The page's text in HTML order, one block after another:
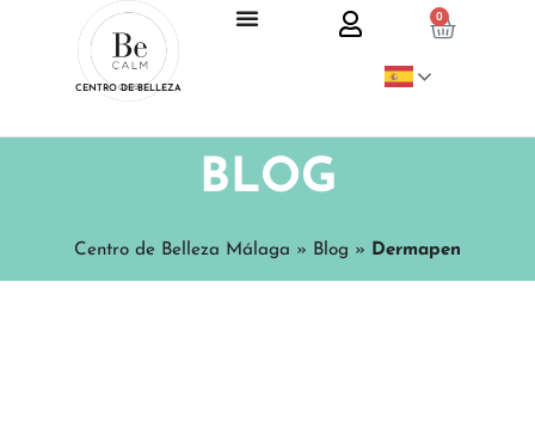
CENTRO DE BELLEZA
0
BLOG
Centro de Belleza Málaga » Blog » Dermapen